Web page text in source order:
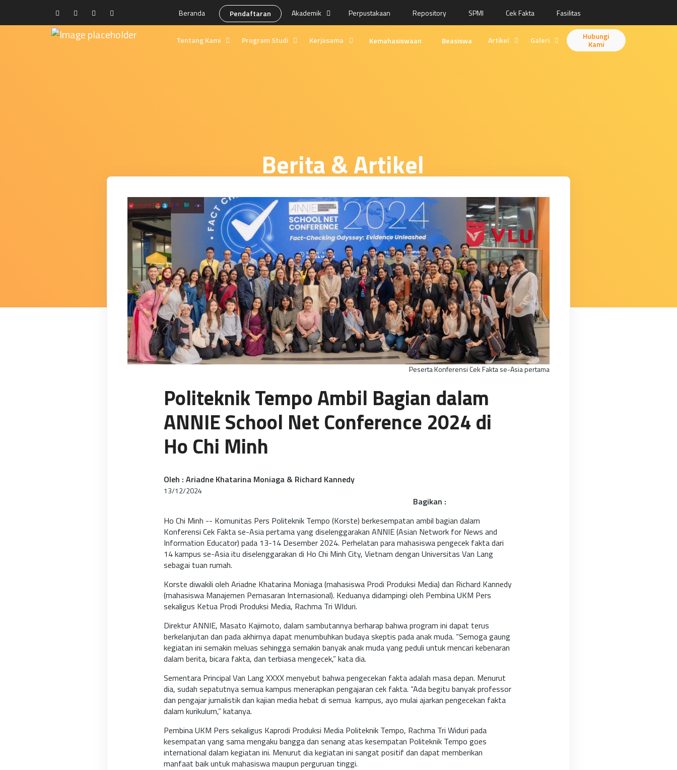
Beranda Pendaftaran Akademik Perpustakaan Repository SPMI Cek Fakta Fasilitas
Berita & Artikel
Peserta Konferensi Cek Fakta se-Asia pertama
Politeknik Tempo Ambil Bagian dalam
ANNIE School Net Conference 2024 di
Ho Chi Minh
Oleh : Ariadne Khatarina Moniaga & Richard Kannedy
13/12/2024
Bagikan :
Ho Chi Minh -- Komunitas Pers Politeknik Tempo (Korste) berkesempatan ambil bagian dalam
Konferensi Cek Fakta se-Asia pertama yang diselenggarakan ANNIE (Asian Network for News and
Information Educator) pada 13-14 Desember 2024. Perhelatan para mahasiswa pengecek fakta dari
14 kampus se-Asia itu diselenggarakan di Ho Chi Minh City, Vietnam dengan Universitas Van Lang
sebagai tuan rumah.
Korste diwakili oleh Ariadne Khatarina Moniaga (mahasiswa Prodi Produksi Media) dan Richard Kannedy
(mahasiswa Manajemen Pemasaran Internasional). Keduanya didampingi oleh Pembina UKM Pers
sekaligus Ketua Prodi Produksi Media, Rachma Tri WIduri.
Direktur ANNIE, Masato Kajimoto, dalam sambutannya berharap bahwa program ini dapat terus
berkelanjutan dan pada akhirnya dapat menumbuhkan budaya skeptis pada anak muda. “Semoga gaung
kegiatan ini semakin meluas sehingga semakin banyak anak muda yang peduli untuk mencari kebenaran
dalam berita, bicara fakta, dan terbiasa mengecek,” kata dia.
Sementara Principal Van Lang XXXX menyebut bahwa pengecekan fakta adalah masa depan. Menurut
dia, sudah sepatutnya semua kampus menerapkan pengajaran cek fakta. “Ada begitu banyak professor
dan pengajar jurnalistik dan kajian media hebat di semua kampus, ayo mulai ajarkan pengecekan fakta
dalam kurikulum,” katanya.
Pembina UKM Pers sekaligus Kaprodi Produksi Media Politeknik Tempo, Rachma Tri Widuri pada
kesempatan yang sama mengaku bangga dan senang atas kesempatan Politeknik Tempo goes
international dalam kegiatan ini. Menurut dia kegiatan ini sangat positif dan dapat memberikan
manfaat baik untuk mahasiswa maupun perguruan tinggi.
Tentang Kami Program Studi Kerjasama Kemahasiswaan Beasiswa Artikel Galeri Hubungi
Kami